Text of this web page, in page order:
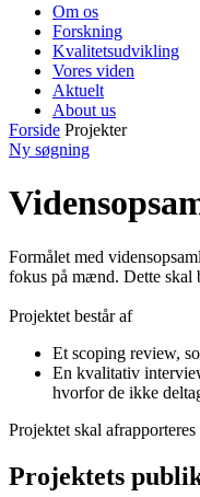
Om os
Forskning
Kvalitetsudvikling
Vores viden
Aktuelt
About us
Forside Projekter
Ny søgning
Formålet med
fokus på mænd. Dette skal
Projektet består af
Et scoping review,
En kvalitativ
hvorfor de ikke
Projektet skal
Projektets